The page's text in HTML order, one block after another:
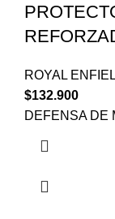
ROYAL
$132.900
DEFENSA DE